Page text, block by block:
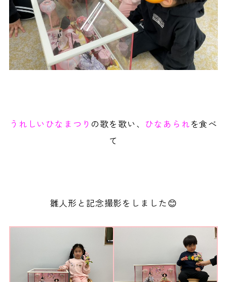
うれしいひなまつり の歌を歌い、 ひなあられを食べ
て
雛人形と記念撮影をしました😊